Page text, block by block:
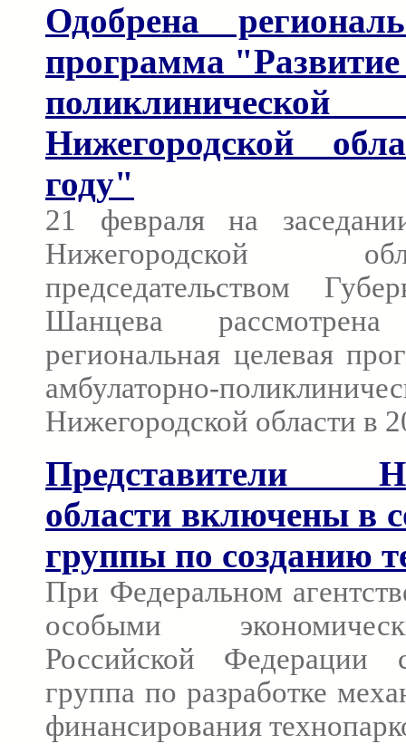
Одобрена
программа
Нижегородской
году"
21 февраля на
Нижегородской
председательством
Шанцева
региональная целевая
амбулаторно-
Нижегородской области в
Представители
области включены в
группы по созданию
При Федеральном
особыми
Российской Федерации
группа по разработке
финансирования